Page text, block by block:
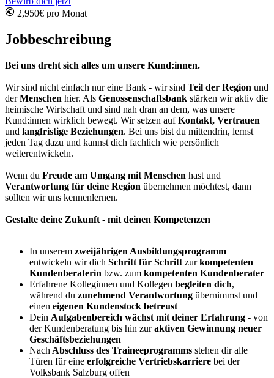
2,950€ pro Monat
Jobbeschreibung
Bei uns dreht sich alles um unsere Kund:innen.
Wir sind nicht einfach nur eine Bank - wir sind Teil der Region und
derMenschen hier. Als Genossenschaftsbank stärken wir aktiv die
heimische Wirtschaft und sind nah dran an dem, was unsere
Kund:innen wirklich bewegt. Wir setzen aufKontakt, Vertrauen
und langfristige Beziehungen. Bei uns bist du mittendrin, lernst
jeden Tag dazu und kannst dich fachlich wie persönlich
weiterentwickeln.
Wenn du Freude am Umgang mit Menschen hast und
Verantwortung für deine Region übernehmen möchtest, dann
sollten wir uns kennenlernen.
Gestalte deine Zukunft - mit deinen Kompetenzen
In unserem zweijährigen Ausbildungsprogramm
entwickeln wir dich Schritt für Schritt zurkompetenten
Kundenberaterin bzw. zum kompetenten Kundenberater
Erfahrene Kolleginnen und Kollegen begleiten dich,
während du zunehmend Verantwortung übernimmst und
einen eigenen Kundenstock betreust
Dein Aufgabenbereich wächst mit deiner Erfahrung - von
der Kundenberatung bis hin zuraktiven Gewinnung neuer
Geschäftsbeziehungen
Nach Abschluss des Traineeprogramms stehen dir alle
Türen für eine erfolgreiche Vertriebskarriere bei der
Volksbank Salzburg offen